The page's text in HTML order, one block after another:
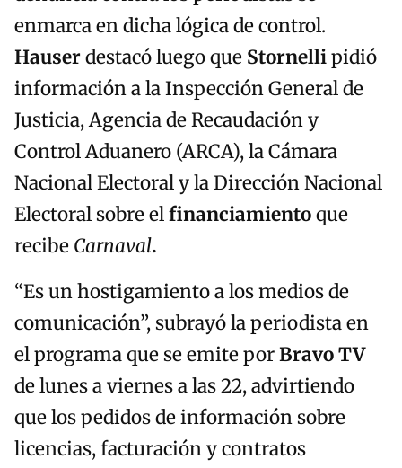
enmarca en dicha lógica de control.
Hauserdestacó luego que Stornellipidió
información a la Inspección General de
Justicia, Agencia de Recaudación y
Control Aduanero (ARCA), la Cámara
Nacional Electoral y la Dirección Nacional
Electoral sobre elfinanciamientoque
recibe Carnaval.
“Es un hostigamiento a los medios de
comunicación”, subrayó la periodista en
el programa que se emite porBravo TV
de lunes a viernes a las 22, advirtiendo
que los pedidos de información sobre
licencias, facturación y contratos